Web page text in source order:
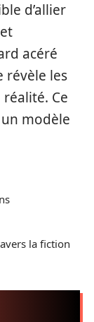
d’allier
acéré
révèle les
Ce
modèle
la fiction